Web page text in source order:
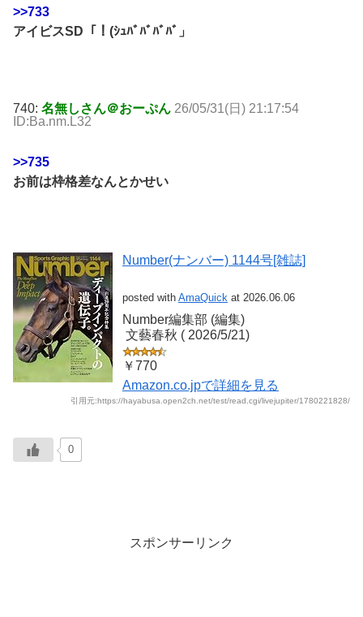
>>733
アイビスSD「！(ｼｭﾊﾞﾊﾞﾊﾞﾊﾞ」
740: 名無しさん＠おーぷん 26/05/31(日) 21:17:54
ID:Ba.nm.L32
>>735
お前は枠格差なんとかせい
Number(ナンバー) 1144号[雑誌]
posted with AmaQuick at 2026.06.06
Number編集部 (編集)
‎ 文藝春秋 (‎ 2026/5/21)
￥770
Amazon.co.jpで詳細を見る
引用元:https://hayabusa.open2ch.net/test/read.cgi/livejupiter/1780221828/
0
スポンサーリンク